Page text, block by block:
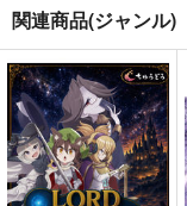
関連商品(ジャンル)